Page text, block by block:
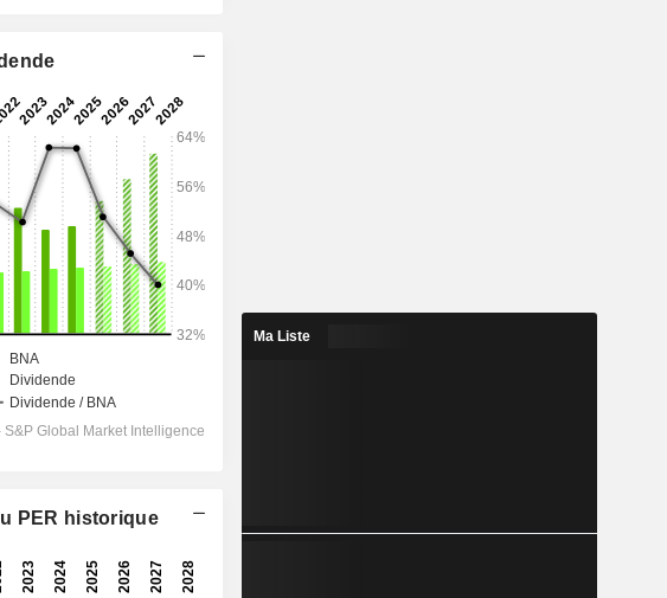
2027 2028
68 818
9,4% 6,72%
26 584 28 647
23 844
9,97% 8,2%
14 577 16 758
PER historique
Ma Liste